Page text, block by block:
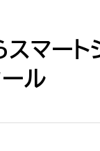
マート
ル